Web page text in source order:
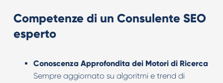
Competenze di un Consulente SEO
esperto
Conoscenza Approfondita dei Motori di Ricerca
Sempre aggiornato su algoritmi e trend di